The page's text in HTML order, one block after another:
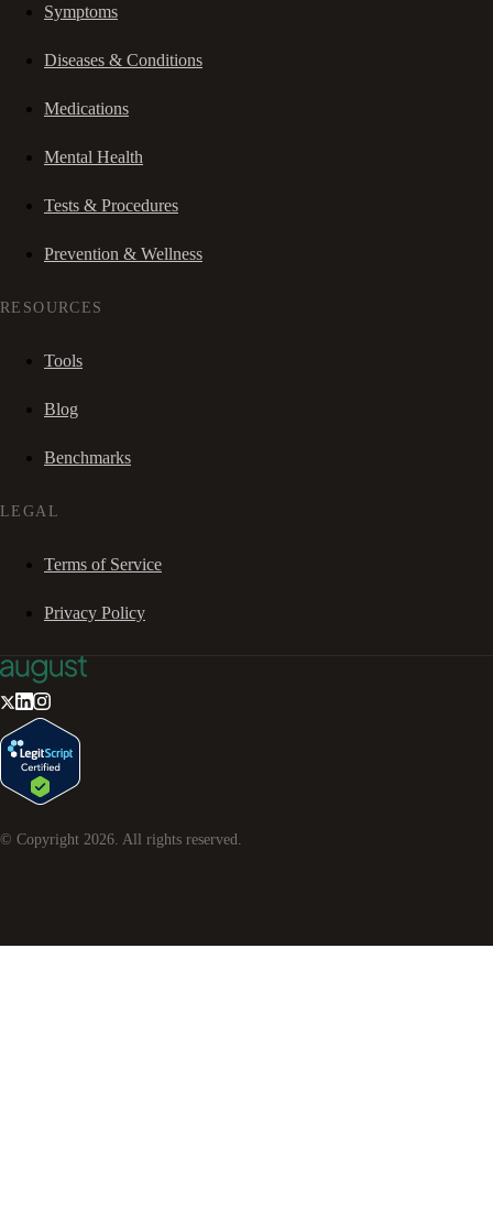
Symptoms
Diseases & Conditions
Medications
Mental Health
Tests & Procedures
Prevention & Wellness
RESOURCES
Tools
Blog
Benchmarks
LEGAL
Terms of Service
Privacy Policy
© Copyright 2026 . All rights reserved.